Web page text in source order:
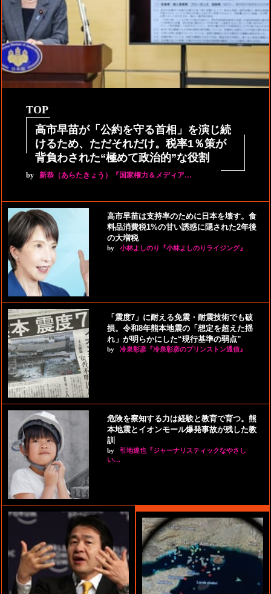
TOP
高市早苗が「公約を守る首相」を演じ続
けるため、ただそれだけ。税率1％策が
背負わされた“極めて政治的”な役割
by 新恭（あらたきょう）『国家権力＆メディア…
高市早苗は支持率のために日本を壊す。食
料品消費税1%の甘い誘惑に隠された2年後
の大増税
by 小林よしのり『小林よしのりライジング』
「震度7」に耐える免震・耐震技術でも破
損。令和8年熊本地震の「想定を超えた揺
れ」が明らかにした“現行基準の弱点”
by 冷泉彰彦『冷泉彰彦のプリンストン通信』
危険を察知する力は経験と教育で育つ。熊
本地震とイオンモール爆発事故が残した教
訓
by
引地達也『ジャーナリスティックなやさし
い…